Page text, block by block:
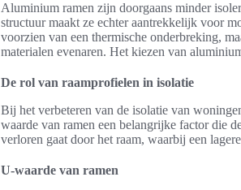
Aluminium ramen zijn doorgaans minder
structuur maakt ze echter aantrekkelijk voor
voorzien van een thermische onderbreking,
materialen evenaren. Het kiezen van
De rol van raamprofielen in isolatie
Bij het verbeteren van de isolatie van
waarde van ramen een belangrijke factor die
verloren gaat door het raam, waarbij een
U-waarde van ramen